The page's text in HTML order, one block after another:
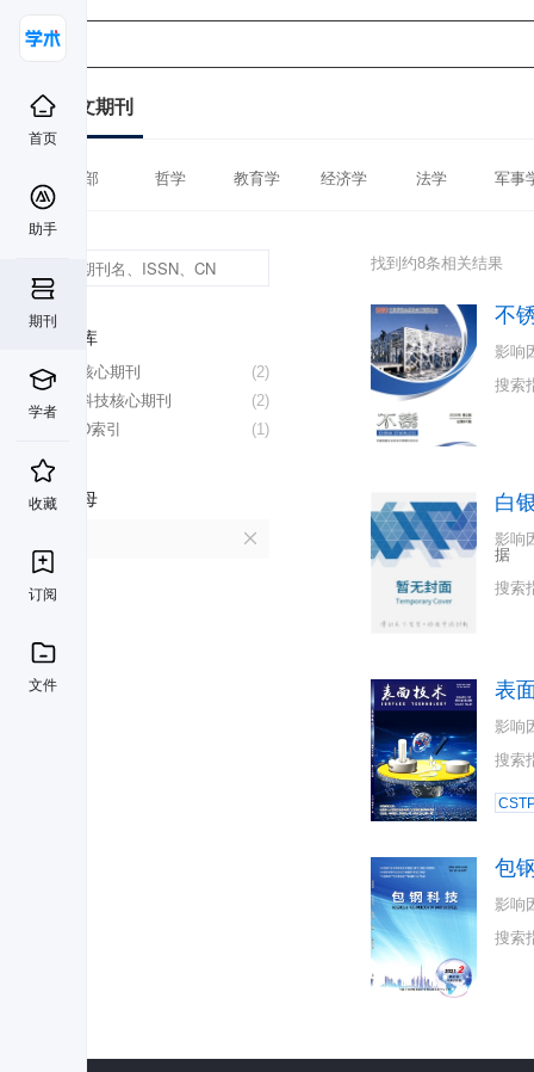
首页
助手
期刊
学者
收藏
订阅
文件
中文期刊
全部 哲学 教育学 经济学 法学 军事
数据库
(2)
北大核心期刊
(2)
中国科技核心期刊
(1)
CSCD索引
首字母
找到约8条相关结果
不
影响
搜索
白
影响
据
搜索
表
影响
搜索
包
影响
搜索